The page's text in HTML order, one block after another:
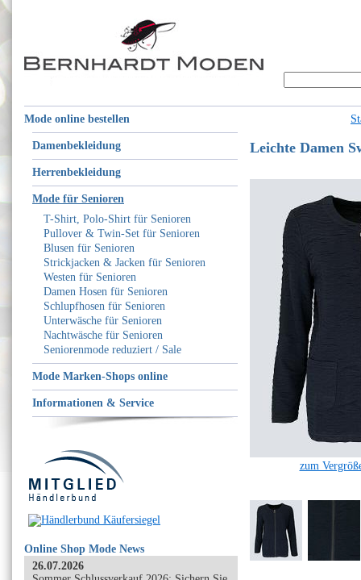
Mode online bestellen
Damenbekleidung
Herrenbekleidung
Mode für Senioren
T-Shirt, Polo-Shirt für Senioren
Pullover & Twin-Set für Senioren
Blusen für Senioren
Strickjacken & Jacken für Senioren
Westen für Senioren
Damen Hosen für Senioren
Schlupfhosen für Senioren
Unterwäsche für Senioren
Nachtwäsche für Senioren
Seniorenmode reduziert / Sale
Mode Marken-Shops online
Informationen & Service
Online Shop Mode News
26.07.2026
Leichte Damen
zum